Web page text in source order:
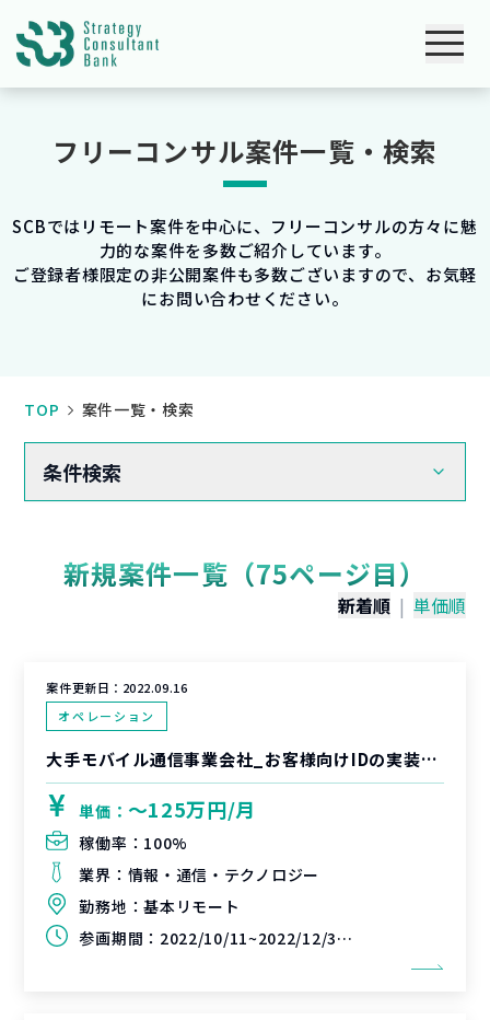
フリーコンサル案件一覧・検索
SCBではリモート案件を中心に、フリーコンサルの方々に魅
力的な案件を多数ご紹介しています。
ご登録者様限定の非公開案件も多数ございますので、お気軽
にお問い合わせください。
TOP 案件一覧・検索
条件検索
新規案件一覧（75ページ目）
新着順 | 単価順
案件更新日： 2022.09.16
オペレーション
大手モバイル通信事業会社_お客様向けIDの実装/利活用ルール策定支援
単価： 〜125万円/月
稼働率： 100%
業界： 情報・通信・テクノロジー
勤務地：基本リモート
参画期間： 2022/10/11~2022/12/31(延長可能性あり)